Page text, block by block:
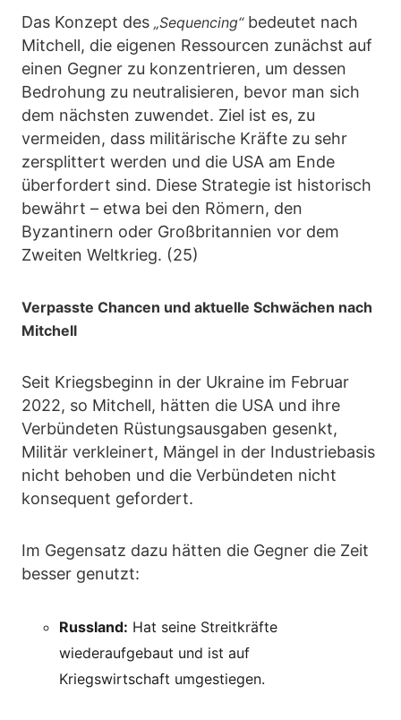
Das Konzept des „Sequencing“bedeutet nach
Mitchell, die eigenen Ressourcen zunächst auf
einen Gegner zu konzentrieren, um dessen
Bedrohung zu neutralisieren, bevor man sich
dem nächsten zuwendet. Ziel ist es, zu
vermeiden, dass militärische Kräfte zu sehr
zersplittert werden und die USA am Ende
überfordert sind. Diese Strategie ist historisch
bewährt – etwa bei den Römern, den
Byzantinern oder Großbritannien vor dem
Zweiten Weltkrieg. (25)
Verpasste Chancen und aktuelle Schwächen nach
Mitchell
Seit Kriegsbeginn in der Ukraine im Februar
2022, so Mitchell, hätten die USA und ihre
Verbündeten Rüstungsausgaben gesenkt,
Militär verkleinert, Mängel in der Industriebasis
nicht behoben und die Verbündeten nicht
konsequent gefordert.
Im Gegensatz dazu hätten die Gegner die Zeit
besser genutzt:
Russland: Hat seine Streitkräfte
wiederaufgebaut und ist auf
Kriegswirtschaft umgestiegen.